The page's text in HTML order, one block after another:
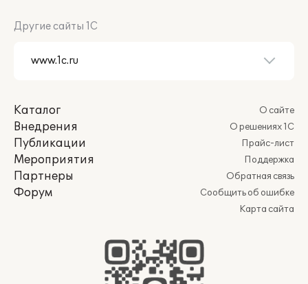
Другие сайты 1С
Каталог
Внедрения
Публикации
Мероприятия
Партнеры
Форум
О сайте
О решениях 1С
Прайс-лист
Поддержка
Обратная связь
Сообщить об ошибке
Карта сайта